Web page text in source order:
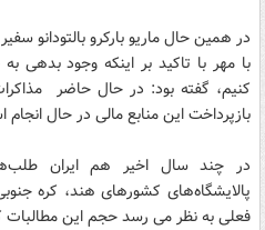
در همین حال ماریو بارکرو بالتودانو
با مهر با تاکید بر اینکه وجود بدهی
کنیم، گفته بود: در حال حاضر
بازپرداخت این منابع مالی در حال
در چند سال اخیر هم ایران
پالایشگاه‌های کشورهای هند، کره
فعلی به نظر می رسد حجم این